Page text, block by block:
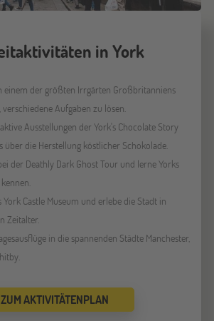
in York
einem der größten Irrgärten Großbritanniens
Aufgaben zu lösen.
Ausstellungen der York's Chocolate Story
über die Herstellung köstlicher Schokolade.
der Deathly Dark Ghost Tour und lerne Yorks
York Castle Museum und erlebe die Stadt in
Zeitalter.
in die spannenden Städte Manchester,
ZUM AKTIVITÄTENPLAN